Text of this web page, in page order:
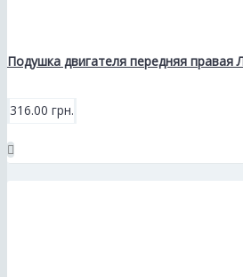
Подушка двигателя передняя правая
316.00 грн.